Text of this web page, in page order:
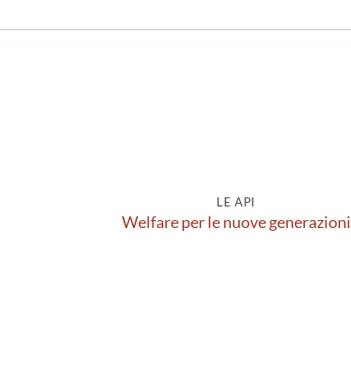
LE API
Welfare per le nuove generazioni